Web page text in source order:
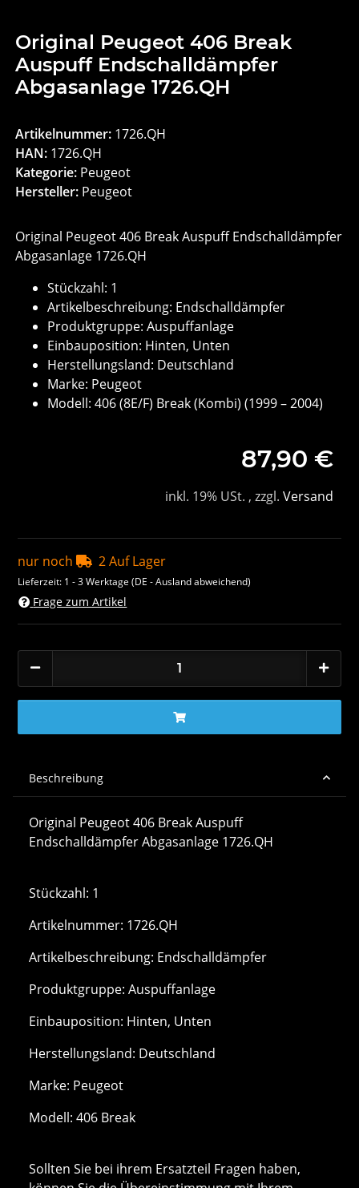
Original Peugeot 406 Break
Auspuff Endschalldämpfer
Abgasanlage 1726.QH
Artikelnummer: 1726.QH
HAN: 1726.QH
Kategorie: Peugeot
Hersteller: Peugeot
Original Peugeot 406 Break Auspuff Endschalldämpfer
Abgasanlage 1726.QH
Stückzahl: 1
Artikelbeschreibung: Endschalldämpfer
Produktgruppe: Auspuffanlage
Einbauposition: Hinten, Unten
Herstellungsland: Deutschland
Marke: Peugeot
Modell: 406 (8E/F) Break (Kombi) (1999 – 2004)
87,90 €
inkl. 19% USt. , zzgl. Versand
nur noch 2 Auf Lager
Lieferzeit: 1 - 3 Werktage(DE - Ausland abweichend)
Frage zum Artikel
Beschreibung
Original Peugeot 406 Break Auspuff
Endschalldämpfer Abgasanlage 1726.QH
Stückzahl: 1
Artikelnummer: 1726.QH
Artikelbeschreibung: Endschalldämpfer
Produktgruppe: Auspuffanlage
Einbauposition: Hinten, Unten
Herstellungsland: Deutschland
Marke: Peugeot
Modell: 406 Break
Sollten Sie bei ihrem Ersatzteil Fragen haben,